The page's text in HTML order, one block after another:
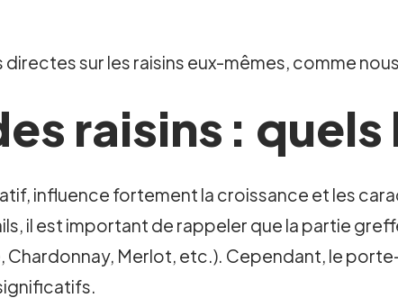
sur les raisins eux-mêmes, comme
raisins : quels
influence fortement la croissance et les
il est important de rappeler que la partie
Merlot, etc.). Cependant, le